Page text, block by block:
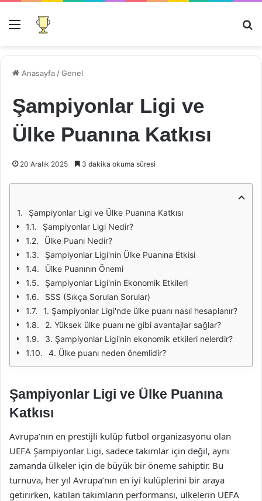
Menü
Anasayfa /Genel
Şampiyonlar Ligi ve
Ülke Puanına Katkısı
20 Aralık 2025 3 dakika okuma süresi
Şampiyonlar Ligi ve Ülke Puanına Katkısı
Şampiyonlar Ligi Nedir?
Ülke Puanı Nedir?
Şampiyonlar Ligi'nin Ülke Puanına Etkisi
Ülke Puanının Önemi
Şampiyonlar Ligi'nin Ekonomik Etkileri
SSS (Sıkça Sorulan Sorular)
1. Şampiyonlar Ligi'nde ülke puanı nasıl hesaplanır?
2. Yüksek ülke puanı ne gibi avantajlar sağlar?
3. Şampiyonlar Ligi'nin ekonomik etkileri nelerdir?
4. Ülke puanı neden önemlidir?
Şampiyonlar Ligi ve Ülke Puanına
Katkısı
Avrupa’nın en prestijli kulüp futbol organizasyonu olan
UEFA Şampiyonlar Ligi, sadece takımlar için değil, aynı
zamanda ülkeler için de büyük bir öneme sahiptir. Bu
turnuva, her yıl Avrupa’nın en iyi kulüplerini bir araya
getirirken, katılan takımların performansı, ülkelerin UEFA